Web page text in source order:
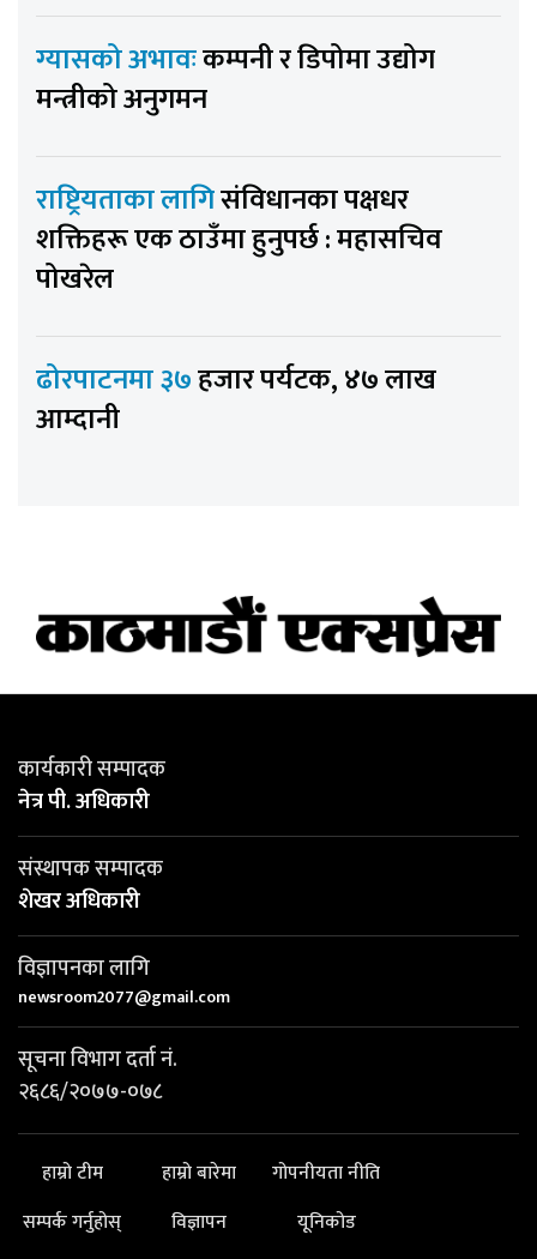
ग्यासको अभावःकम्पनी र डिपोमा उद्योग
मन्त्रीको अनुगमन
राष्ट्रियताका लागिसंविधानका पक्षधर
शक्तिहरू एक ठाउँमा हुनुपर्छ : महासचिव
पोखरेल
ढोरपाटनमा ३७हजार पर्यटक, ४७ लाख
आम्दानी
कार्यकारी सम्पादक
नेत्र पी. अधिकारी
संस्थापक सम्पादक
शेखर अधिकारी
विज्ञापनका लागि
newsroom2077@gmail.com
सूचना विभाग दर्ता नं.
२६८६/२०७७-०७८
हाम्रो टीम हाम्रो बारेमा
गोपनीयता नीति
सम्पर्क गर्नुहोस्
विज्ञापन यूनिकोड